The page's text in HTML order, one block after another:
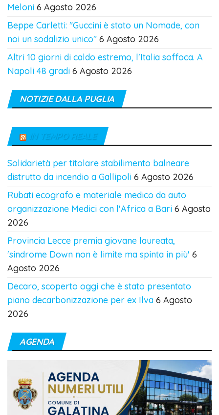
Meloni 6 Agosto 2026
Beppe Carletti: "Guccini è stato un Nomade, con
noi un sodalizio unico" 6 Agosto 2026
Altri 10 giorni di caldo estremo, l'Italia soffoca. A
Napoli 48 gradi 6 Agosto 2026
NOTIZIE DALLA PUGLIA
IN TEMPO REALE
Solidarietà per titolare stabilimento balneare
distrutto da incendio a Gallipoli 6 Agosto 2026
Rubati ecografo e materiale medico da auto
organizzazione Medici con l'Africa a Bari 6 Agosto
2026
Provincia Lecce premia giovane laureata,
'sindrome Down non è limite ma spinta in più' 6
Agosto 2026
Decaro, scoperto oggi che è stato presentato
piano decarbonizzazione per ex Ilva 6 Agosto
2026
AGENDA